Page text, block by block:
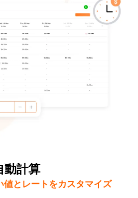
動計算
値とレートをカスタマイズ